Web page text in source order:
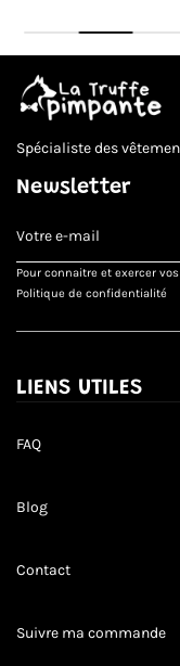
Spécialiste des
Newsletter
VOUS
POUR
RECEVOIR
LES
OFFRES
ET
Pour connaitre et exercer
Politique de confidentialité
LIENS UTILES
FAQ
Blog
Contact
Suivre ma commande